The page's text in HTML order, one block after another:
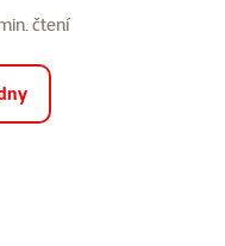
čtení